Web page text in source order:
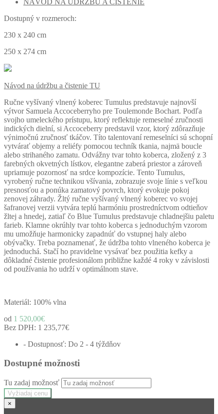
NÁVOD NA ÚDRŽBU A ČISTENIE
Dostupný v rozmeroch:
230 x 240 cm
250 x 274 cm
Návod na údržbu a čistenie TU
Ručne vyšívaný vlnený koberec Tumulus predstavuje najnovší
výtvor Samuela Accoceberryho pre Toulemonde Bochart. Podľa
svojho umeleckého prístupu, ktorý reflektuje remeselné zručnosti
indických dielní, si Accoceberry predstavil vzor, ​​ktorý zdôrazňuje
výnimočnú zručnosť tkáčov. Títo talentovaní remeselníci sú schopní
vytvárať objemy a reliéfy pomocou techník tkania, najmä boucle
alebo strihaného zamatu. Odvážny tvar tohto koberca, zložený z 3
farebných okvetných lístkov, elegantne zaberá priestor a zároveň
upriamuje pozornosť na srdce kompozície. Tento Tumulus,
vyrobený ručne technikou všívania, zobrazuje svoje línie s veľkou
presnosťou a ponúka zamatový povrch, ktorý evokuje pokoj
zenovej záhrady. Žltý ručne vyšívaný vlnený koberec vo svojej
šafranovej verzii vytvára teplú harmóniu prostredníctvom odtieňov
žltej a hnedej, zatiaľ čo Blue Tumulus predstavuje chladnejšiu paletu
farieb. Klamne okrúhly tvar tohto koberca s jednoduchým vzorom
mu umožňuje harmonicky zapadnúť do vstupnej haly alebo
obývačky. Treba poznamenať, že údržba tohto vlneného koberca je
jednoduchá. Stačí ho pravidelne vysávať bez použitia kefky a
dôkladné čistenie profesionálom približne každé 4 roky v závislosti
od používania ho udrží v optimálnom stave.
Materiál: 100% vlna
od 1 520,00€
Bez DPH: 1 235,77€
- Dostupnosť: Do 2 - 4 týždňov
Dostupné možnosti
Tu zadaj možnosť
Vyžiadaj cenu
×